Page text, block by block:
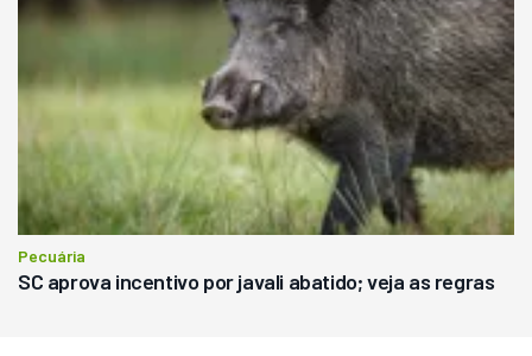
Pecuária
SC aprova incentivo por javali abatido; veja as regras